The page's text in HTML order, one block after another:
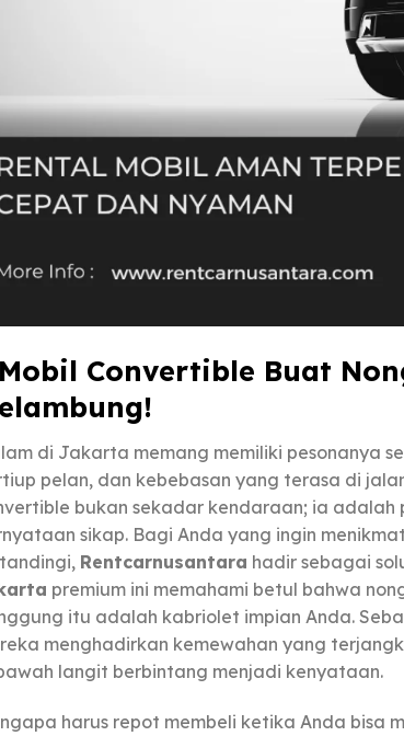
Convertible Buat
di Jakarta memang memiliki pesonanya
pelan, dan kebebasan yang terasa di
bukan sekadar kendaraan; ia
sikap. Bagi Anda yang ingin
Rentcarnusantara hadir sebagai
premium ini memahami betul bahwa
itu adalah kabriolet impian Anda.
menghadirkan kemewahan yang
langit berbintang menjadi kenyataan.
harus repot membeli ketika Anda bisa